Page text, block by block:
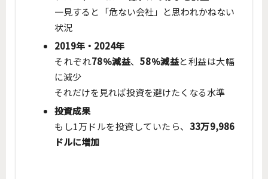
一見すると「危ない会社」と思われかねない
状況
2019年・2024年
それぞれ78％減益、58％減益と利益は大幅
に減少
それだけを見れば投資を避けたくなる水準
投資成果
もし1万ドルを投資していたら、 33万9,986
ドルに増加